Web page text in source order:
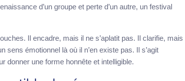
d’un groupe et perte d’un autre, un festival
Il encadre, mais il ne s’aplatit pas. Il clarifie, mais
sens émotionnel là où il n’en existe pas. Il s’agit
donner une forme honnête et intelligible.